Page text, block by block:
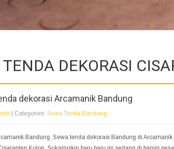
DEKORASI
dekorasi Arcamanik Bandung
| Categories: Sewa Tenda Bandung
Bandung. Sewa tenda dekorasi Bandung di